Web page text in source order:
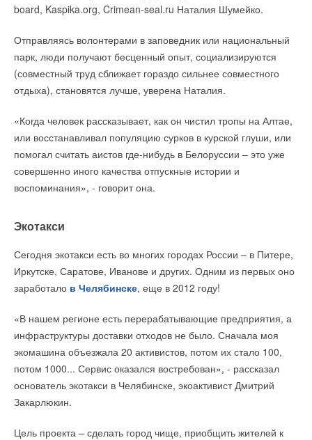
board, Kaspika.org, Crimean-seal.ru Наталия Шумейко.
Отправляясь волонтерами в заповедник или национальный
парк, люди получают бесценный опыт, социализируются
(совместный труд сближает гораздо сильнее совместного
отдыха), становятся лучше, уверена Наталия.
«Когда человек рассказывает, как он чистил тропы на Алтае,
или восстанавливал популяцию сурков в курской глуши, или
помогал считать аистов где-нибудь в Белоруссии – это уже
совершенно иного качества отпускные истории и
воспоминания», - говорит она.
Экотакси
Сегодня экотакси есть во многих городах России – в Питере,
Иркутске, Саратове, Иванове и других. Одним из первых оно
заработало в Челябинске, еще в 2012 году!
«В нашем регионе есть перерабатывающие предприятия, а
инфраструктуры доставки отходов не было. Сначала моя
экомашина объезжала 20 активистов, потом их стало 100,
потом 1000... Сервис оказался востребован», - рассказал
основатель экотакси в Челябинске, экоактивист Дмитрий
Закарлюкин.
Цель проекта – сделать город чище, приобщить жителей к